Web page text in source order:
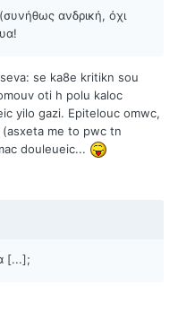
ανδρική, όχι
se ka8e kritikn sou
oti h polu kaloc
yilo gazi. Epitelouc omwc,
me to pwc tn
douleueic...
[...];